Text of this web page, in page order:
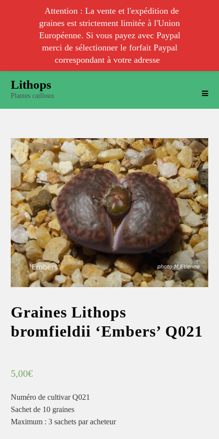
Lithops
Plantes cailloux
Graines Lithops
bromfieldii ‘Embers’ Q021
5,00€
Numéro de cultivar Q021
Sachet de 10 graines
Maximum : 3 sachets par acheteur
Attention : La vente et l'expédition de
graines est strictement limitée à l'Union
Européenne. Si vous payez avec Paypal
merci de sélectionner le forfait Paypal
correspondant à votre adresse